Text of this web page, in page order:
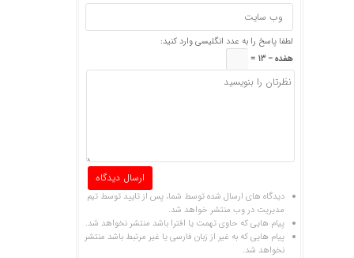
لطفا پاسخ را به عدد انگلیسی وارد کنید:
هفده − 13 =
دیدگاه های ارسال شده توسط شما، پس از تایید توسط تیم
مدیریت در وب منتشر خواهد شد.
پیام هایی که حاوی تهمت یا افترا باشد منتشر نخواهد شد.
پیام هایی که به غیر از زبان فارسی یا غیر مرتبط باشد منتشر
نخواهد شد.